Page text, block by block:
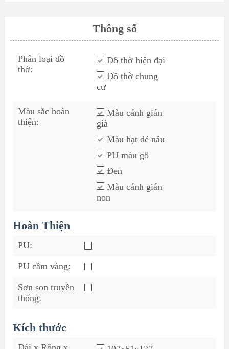
Thông số
Phân loại đồ
thờ:
Đồ thờ hiện đại
Đồ thờ chung
cư
Màu sắc hoàn
thiện:
Màu cánh gián
già
Màu hạt dẻ nâu
PU màu gỗ
Đen
Màu cánh gián
non
Hoàn Thiện
PU:
PU cầm vàng:
Sơn son truyền
thống:
Kích thước